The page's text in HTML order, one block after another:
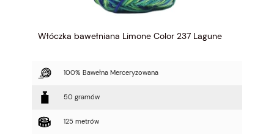
Włóczka bawełniana Limone Color 237 Lagune
100% Bawełna Merceryzowana
50 gramów
125 metrów